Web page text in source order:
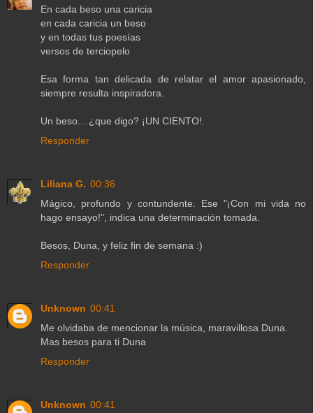
En cada beso una caricia
en cada caricia un beso
y en todas tus poesías
versos de terciopelo
Esa forma tan delicada de relatar el amor apasionado,
siempre resulta inspiradora.
Un beso....¿que digo? ¡UN CIENTO!.
Responder
Liliana G. 00:36
Mágico, profundo y contundente. Ese "¡Con mi vida no
hago ensayo!", indica una determinación tomada.
Besos, Duna, y feliz fin de semana :)
Responder
Unknown 00:41
Me olvidaba de mencionar la música, maravillosa Duna.
Mas besos para ti Duna
Responder
Unknown 00:41